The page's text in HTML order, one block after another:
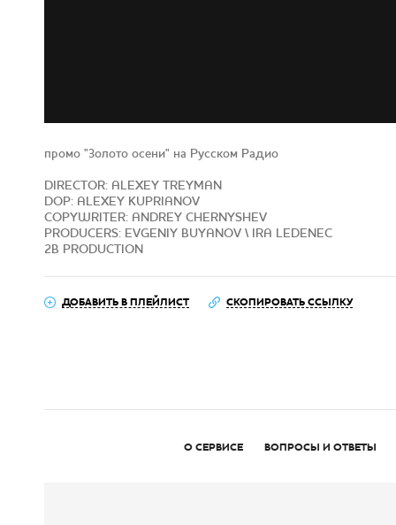
промо "Золото осени" на Русском Радио
DIRECTOR: ALEXEY TREYMAN
DOP: ALEXEY KUPRIANOV
COPYWRITER: ANDREY CHERNYSHEV
PRODUCERS: EVGENIY BUYANOV \ IRA LEDENEC
2B PRODUCTION
ДОБАВИТЬ В ПЛЕЙЛИСТ СКОПИРОВАТЬ ССЫЛКУ
О СЕРВИСЕ ВОПРОСЫ И ОТВЕТЫ